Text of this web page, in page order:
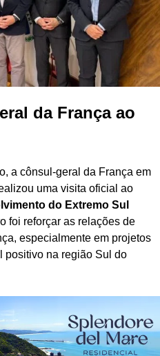
da França ao
a cônsul-geral da França em
uma visita oficial ao
do Extremo Sul
foi reforçar as relações de
especialmente em projetos
positivo na região Sul do